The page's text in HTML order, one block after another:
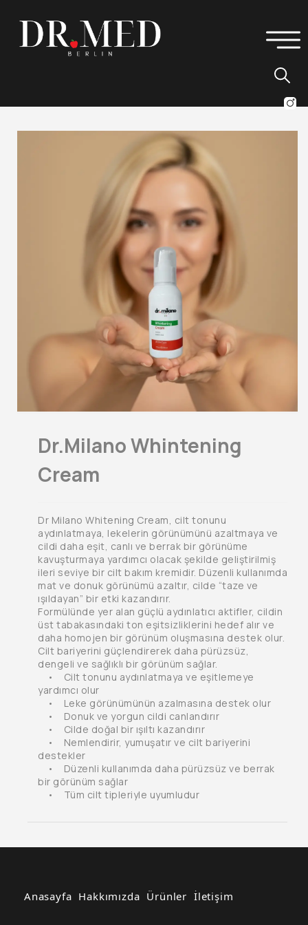
Dr.Milano Whintening
Cream
Dr Milano Whitening Cream, cilt tonunu
aydınlatmaya, lekelerin görünümünü azaltmaya ve
cildi daha eşit, canlı ve berrak bir görünüme
kavuşturmaya yardımcı olacak şekilde geliştirilmiş
ileri seviye bir cilt bakım kremidir. Düzenli kullanımda
mat ve donuk görünümü azaltır, cilde “taze ve
ışıldayan” bir etki kazandırır.
Formülünde yer alan güçlü aydınlatıcı aktifler, cildin
üst tabakasındaki ton eşitsizliklerini hedef alır ve
daha homojen bir görünüm oluşmasına destek olur.
Cilt bariyerini güçlendirerek daha pürüzsüz,
dengeli ve sağlıklı bir görünüm sağlar.
• Cilt tonunu aydınlatmaya ve eşitlemeye
yardımcı olur
• Leke görünümünün azalmasına destek olur
• Donuk ve yorgun cildi canlandırır
• Cilde doğal bir ışıltı kazandırır
• Nemlendirir, yumuşatır ve cilt bariyerini
destekler
• Düzenli kullanımda daha pürüzsüz ve berrak
bir görünüm sağlar
• Tüm cilt tipleriyle uyumludur
Anasayfa Hakkımızda Ürünler İletişim